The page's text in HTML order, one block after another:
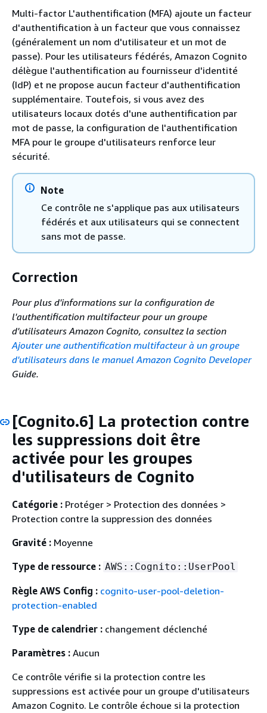
Multi-factor L'authentification (MFA) ajoute un facteur
d'authentification à un facteur que vous connaissez
(généralement un nom d'utilisateur et un mot de
passe). Pour les utilisateurs fédérés, Amazon Cognito
délègue l'authentification au fournisseur d'identité
(IdP) et ne propose aucun facteur d'authentification
supplémentaire. Toutefois, si vous avez des
utilisateurs locaux dotés d'une authentification par
mot de passe, la configuration de l'authentification
MFA pour le groupe d'utilisateurs renforce leur
sécurité.
Note
Ce contrôle ne s'applique pas aux utilisateurs
fédérés et aux utilisateurs qui se connectent
sans mot de passe.
Correction
Pour plus d'informations sur la configuration de
l'authentification multifacteur pour un groupe
d'utilisateurs Amazon Cognito, consultez la section
Ajouter une authentification multifacteur à un groupe
d'utilisateurs dans le manuel Amazon Cognito Developer
Guide.
[Cognito.6] La protection contre
les suppressions doit être
activée pour les groupes
d'utilisateurs de Cognito
Catégorie : Protéger > Protection des données >
Protection contre la suppression des données
Gravité : Moyenne
Type de ressource : AWS::Cognito::UserPool
Règle AWS Config : cognito-user-pool-deletion-
protection-enabled
Type de calendrier : changement déclenché
Paramètres : Aucun
Ce contrôle vérifie si la protection contre les
suppressions est activée pour un groupe d'utilisateurs
Amazon Cognito. Le contrôle échoue si la protection